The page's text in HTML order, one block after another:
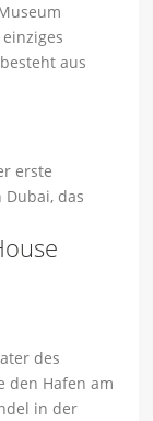
aus
erste
Dubai, das
des
den Hafen am
in der